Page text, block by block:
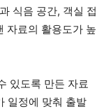
식음 공간, 객실 접
자료의 활용도가 높
있도록 만든 자료
일정에 맞춰 출발